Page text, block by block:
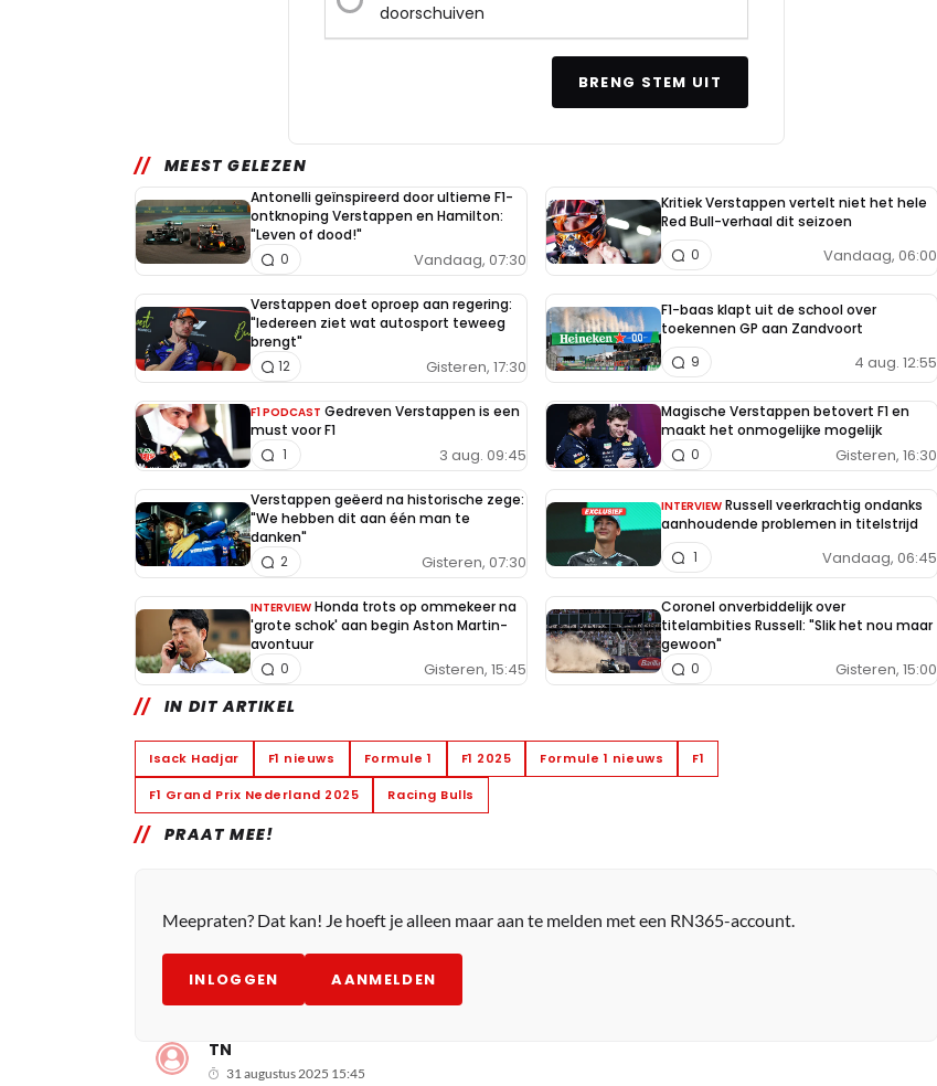
doorschuiven
BRENG STEM UIT
MEEST GELEZEN
Antonelli geïnspireerd door ultieme F1-
ontknoping Verstappen en Hamilton:
"Leven of dood!"
Vandaag, 07:30
0
Kritiek Verstappen vertelt niet het hele
Red Bull-verhaal dit seizoen
Vandaag, 06:00
0
Verstappen doet oproep aan regering:
"Iedereen ziet wat autosport teweeg
brengt"
Gisteren, 17:30
12
F1-baas klapt uit de school over
toekennen GP aan Zandvoort
4 aug. 12:55
9
F1 PODCAST Gedreven Verstappen is een
must voor F1
3 aug. 09:45
1
Magische Verstappen betovert F1 en
maakt het onmogelijke mogelijk
Gisteren, 16:30
0
Verstappen geëerd na historische zege:
"We hebben dit aan één man te
danken"
Gisteren, 07:30
2
INTERVIEW Russell veerkrachtig ondanks
aanhoudende problemen in titelstrijd
Vandaag, 06:45
1
INTERVIEW Honda trots op ommekeer na
'grote schok' aan begin Aston Martin-
avontuur
Gisteren, 15:45
0
Coronel onverbiddelijk over
titelambities Russell: "Slik het nou maar
gewoon"
Gisteren, 15:00
0
IN DIT ARTIKEL
Isack Hadjar F1 nieuws Formule 1 F1 2025 Formule 1 nieuws F1
F1 Grand Prix Nederland 2025 Racing Bulls
PRAAT MEE!
Meepraten? Dat kan! Je hoeft je alleen maar aan te melden met een RN365-account.
INLOGGEN AANMELDEN
TN
31 augustus 2025 15:45